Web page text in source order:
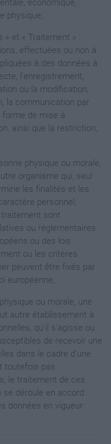
économique,
physique;
» et « Traitement » :
effectuées ou non à
à des données à
l’enregistrement,
ou la modification,
la communication par
de mise à
ainsi que la restriction,
physique ou morale,
organisme qui, seul
les finalités et les
personnel;
sont
ou réglementaires
ou des lois
ou les critères
peuvent être fixés par
européenne;
ou morale, une
autre établissement à
qu'il s'agisse ou
de recevoir une
dans le cadre d'une
toutefois pas
le traitement de ces
déroule en accord
données en vigueur